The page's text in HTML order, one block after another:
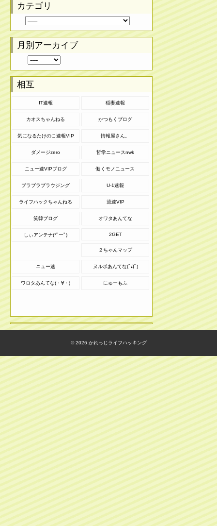
カテゴリ
月別アーカイブ
相互
IT速報 稲妻速報
カオスちゃんねる かつもくブログ
気になるたけのこ速報VIP 情報屋さん。
ダメージzero 哲学ニュースnwk
ニュー速VIPブログ 働くモノニュース
ブラブラブラウジング U-1速報
ライフハックちゃんねる 流速VIP
笑韓ブログ オワタあんてな
しぃアンテナ(*ﾟーﾟ) 2GET
２ちゃんマップ
ニュー速 ヌルポあんてな(ﾟДﾟ)
ワロタあんてな(・∀・) にゅーもふ
© 2026 かれっじライフハッキング